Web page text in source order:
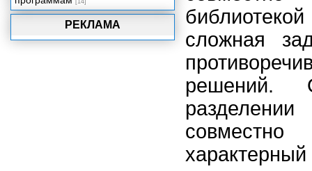
сложная
решений.
РЕКЛАМА
[14]